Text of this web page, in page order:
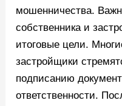
мошенничества.
собственника и
итоговые цели.
застройщики
подписанию
ответственности.